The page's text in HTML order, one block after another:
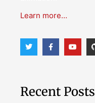
Learn more…
Recent Posts